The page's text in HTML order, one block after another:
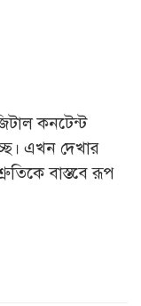
কনটেন্ট
এখন দেখার
বাস্তবে রূপ